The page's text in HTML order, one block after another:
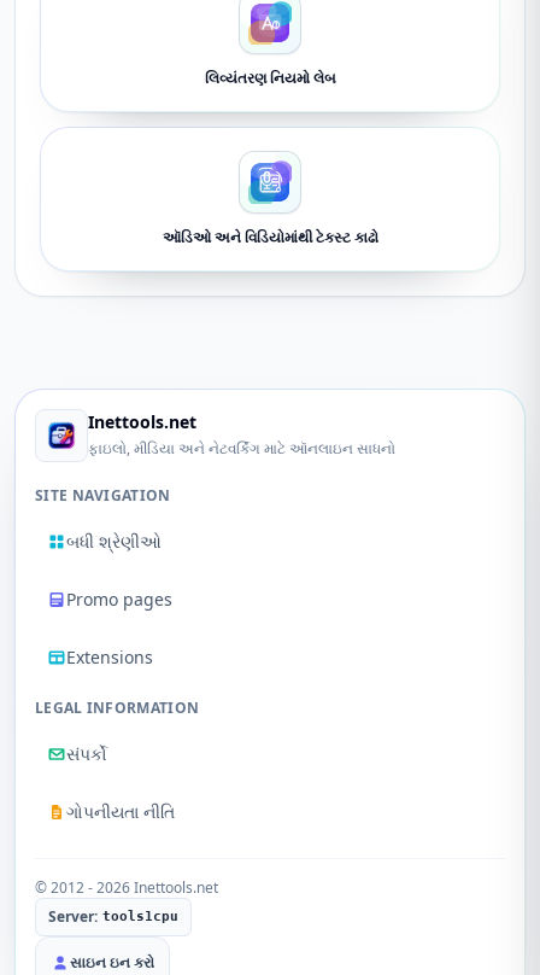
લિવ્યંતરણ નિયમો લેબ
ઑડિઓ અને વિડિયોમાંથી ટેક્સ્ટ કાઢો
Inettools.net
ફાઇલો, મીડિયા અને નેટવર્કિંગ માટે ઑનલાઇન સાધનો
SITE NAVIGATION
બધી શ્રેણીઓ
Promo pages
Extensions
LEGAL INFORMATION
સંપર્કો
ગોપનીયતા નીતિ
© 2012 - 2026 Inettools.net
Server: tools1cpu
સાઇન ઇન કરો